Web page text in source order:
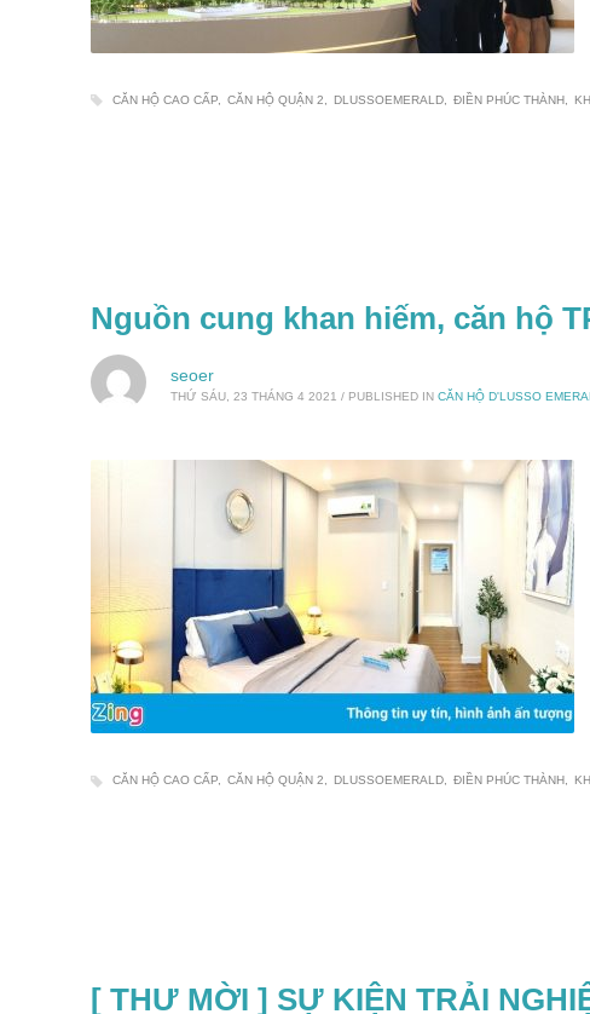
CĂN HỘ CAO CẤP CĂN HỘ QUẬN 2 DLUSSOEMERALD ĐIỀN PHÚC THÀNH
Nguồn cung khan hiếm, căn hộ
seoer
THỨ SÁU, 23 THÁNG 4 2021 / PUBLISHED IN CĂN HỘ D'LUSSO
CĂN HỘ CAO CẤP CĂN HỘ QUẬN 2 DLUSSOEMERALD ĐIỀN PHÚC THÀNH
[ THƯ MỜI ] SỰ KIỆN TRẢI